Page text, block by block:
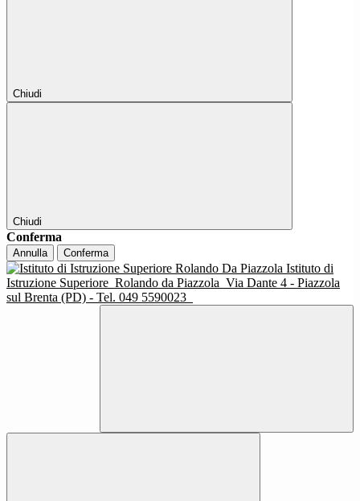
Chiudi
Chiudi
Conferma
Annulla Conferma
Istituto di
Istruzione Superiore Rolando da Piazzola Via Dante 4 - Piazzola
sul Brenta (PD) - Tel. 049 5590023